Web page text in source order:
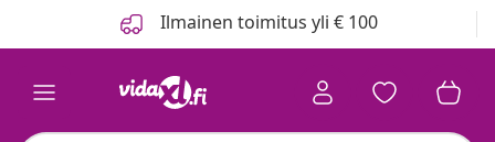
Ilmainen toimitus yli € 100